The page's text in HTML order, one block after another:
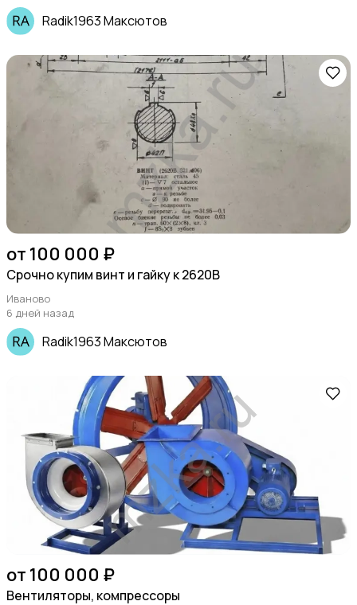
Radik1963 Максютов
от 100 000 ₽
Срочно купим винт и гайку к 2620В
Иваново
6 дней назад
Radik1963 Максютов
от 100 000 ₽
Вентиляторы, компрессоры